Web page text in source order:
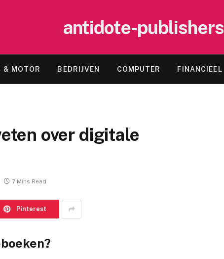
antidote-publishers
& MOTOR BEDRIJVEN COMPUTER FINANCIEEL
over digitale
7 Mins Read
Pinterest